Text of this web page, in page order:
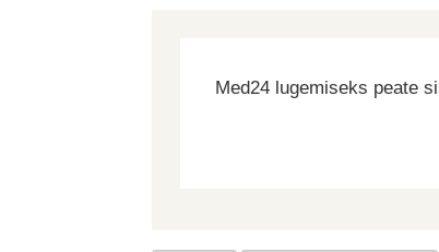
Med24 lugemiseks peate